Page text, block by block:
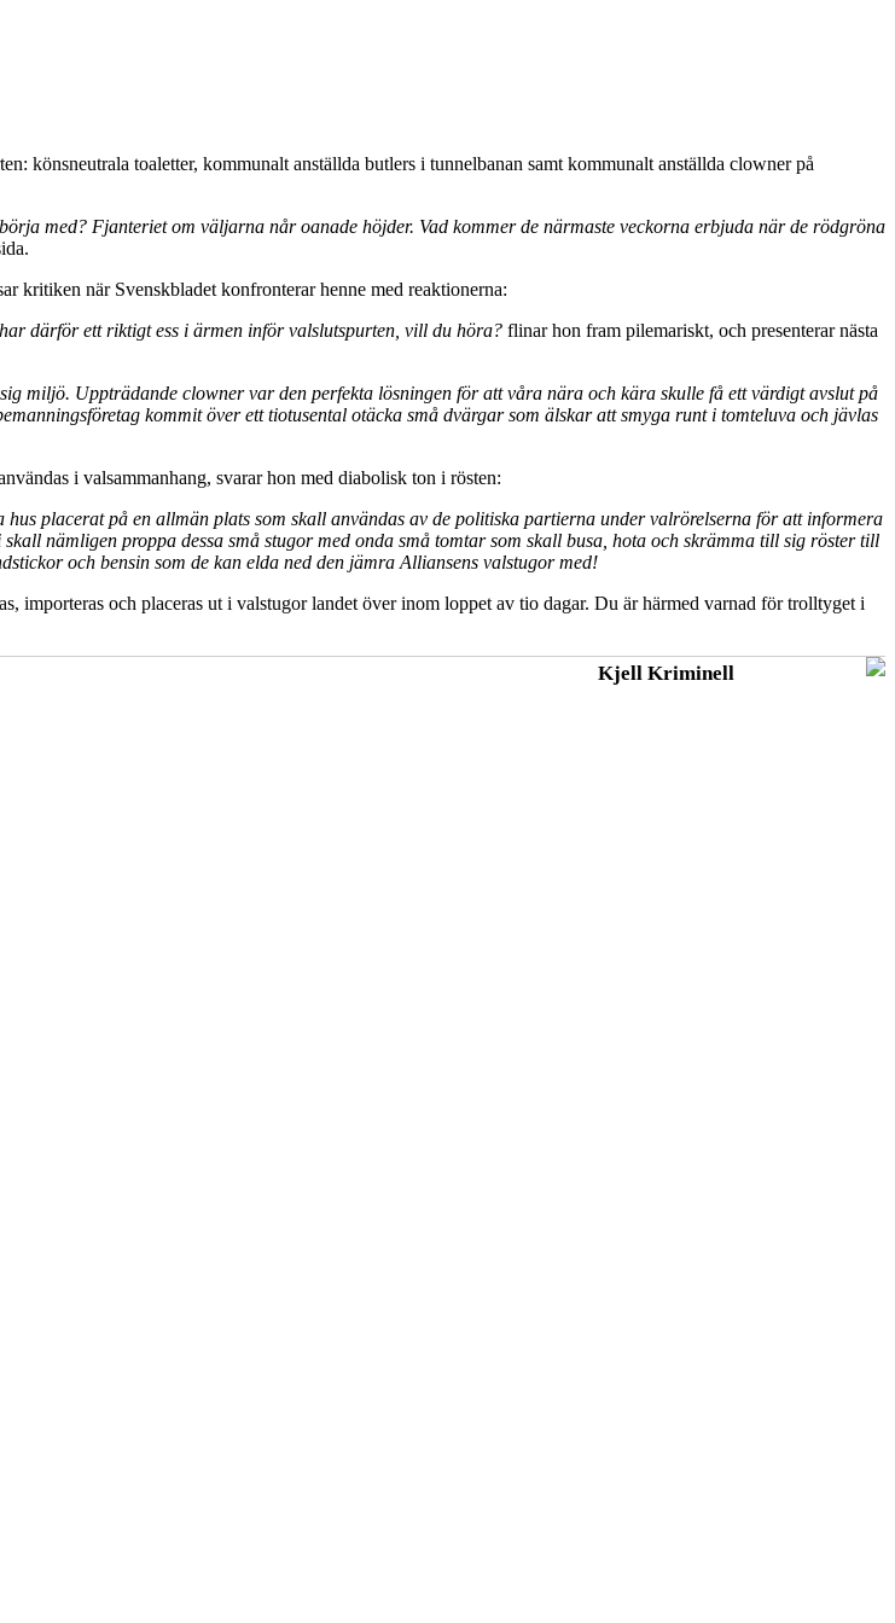
könsneutrala toaletter, kommunalt anställda butlers i tunnelbanan samt kommunalt anställda clowner på
med? Fjanteriet om väljarna når oanade höjder. Vad kommer de närmaste veckorna erbjuda när de rödgröna
kritiken när Svenskbladet konfronterar henne med reaktionerna:
därför ett riktigt ess i ärmen inför valslutspurten, vill du höra? flinar hon fram pilemariskt, och presenterar nästa
miljö. Uppträdande clowner var den perfekta lösningen för att våra nära och kära skulle få ett värdigt avslut på
kommit över ett tiotusental otäcka små dvärgar som älskar att smyga runt i tomteluva och jävlas
i valsammanhang, svarar hon med diabolisk ton i rösten:
placerat på en allmän plats som skall användas av de politiska partierna under valrörelserna för att informera
nämligen proppa dessa små stugor med onda små tomtar som skall busa, hota och skrämma till sig röster till
och bensin som de kan elda ned den jämra Alliansens valstugor med!
importeras och placeras ut i valstugor landet över inom loppet av tio dagar. Du är härmed varnad för trolltyget i
Kjell Kriminell